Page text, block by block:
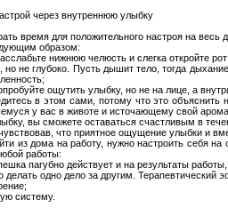
через внутреннюю улыбку
время для положительного настроя на весь
образом:
нижнюю челюсть и слегка откройте рот;
но не глубоко. Пусть дышит тело, тогда
ощутить улыбку, но не на лице, а
в этом сами, потому что это
у вас в животе и источающему свой
вы сможете оставаться счастливым в
что приятное ощущение улыбки и
из дома на работу, нужно настроить себя
работы:
пагубно действует и на результаты
делать одно дело за другим. Терапевтический
систему.